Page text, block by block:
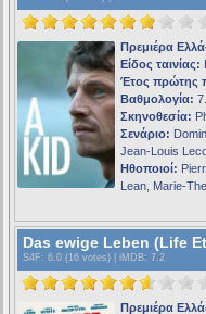
Πρεμιέρα
Είδος ταινίας:
Έτος πρώτης
Βαθμολογία:
Σκηνοθεσία:
Σενάριο:
Jean-Louis
Ηθοποιοί:
Lean, Marie-
Das ewige Leben (Life
S4F : 6.0 (16 votes) | iMDB: 7.2
Πρεμιέρα